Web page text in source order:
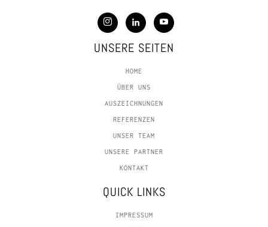
UNSERE SEITEN
HOME
ÜBER UNS
AUSZEICHNUNGEN
REFERENZEN
UNSER TEAM
UNSERE PARTNER
KONTAKT
QUICK LINKS
IMPRESSUM